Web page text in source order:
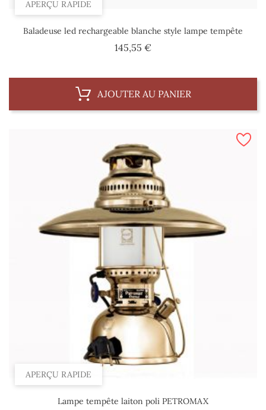
APERÇU RAPIDE
Baladeuse led rechargeable blanche style lampe tempête
145,55 €Prix
AJOUTER AU PANIER
APERÇU RAPIDE
Lampe tempête laiton poli PETROMAX